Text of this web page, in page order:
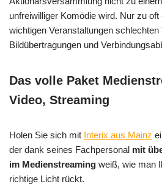
unfreiwilliger Komödie wird. Nur zu
wichtigen Veranstaltungen schlechten
Bildübertragungen und
Das volle Paket
Video, Streaming
Holen Sie sich mit Interix aus Mainz
der dank seines Fachpersonal mit
im Medienstreaming weiß, wie man
richtige Licht rückt.